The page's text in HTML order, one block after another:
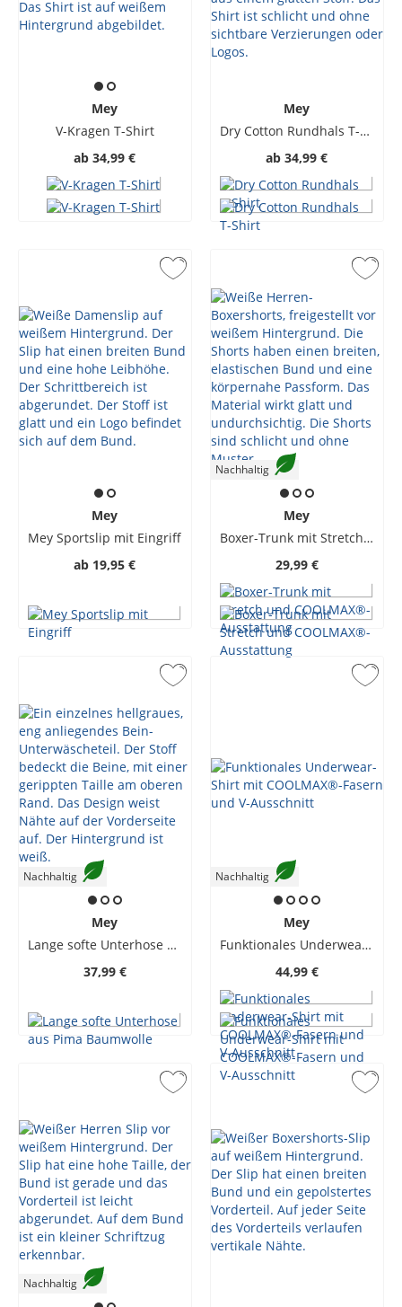
Mey
V-Kragen T-Shirt
ab 34,99 €
Mey
Dry Cotton Rundhals T-Shirt
ab 34,99 €
Mey
Mey Sportslip mit Eingriff
ab 19,95 €
Nachhaltig
Mey
Boxer-Trunk mit Stretch und COOLMAX®-Ausstattung
29,99 €
Nachhaltig
Mey
Lange softe Unterhose aus Pima Baumwolle
37,99 €
Nachhaltig
Mey
Funktionales Underwear-Shirt mit COOLMAX®-Fasern und V-Ausschnitt
44,99 €
Nachhaltig